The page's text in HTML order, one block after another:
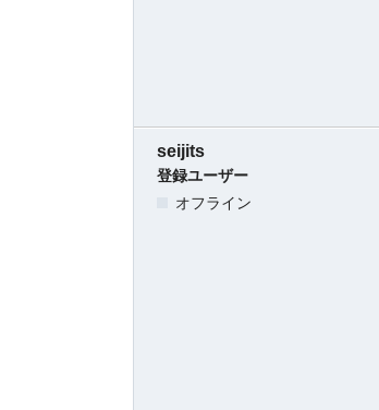
seijits
登録ユーザー
オフライン